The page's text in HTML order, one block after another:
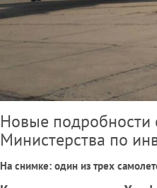
Новые подробности
Министерства по
На снимке: один из трех